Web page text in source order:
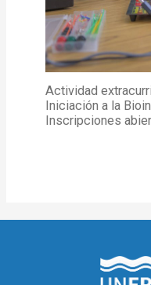
Actividad
Iniciación a la
Inscripciones